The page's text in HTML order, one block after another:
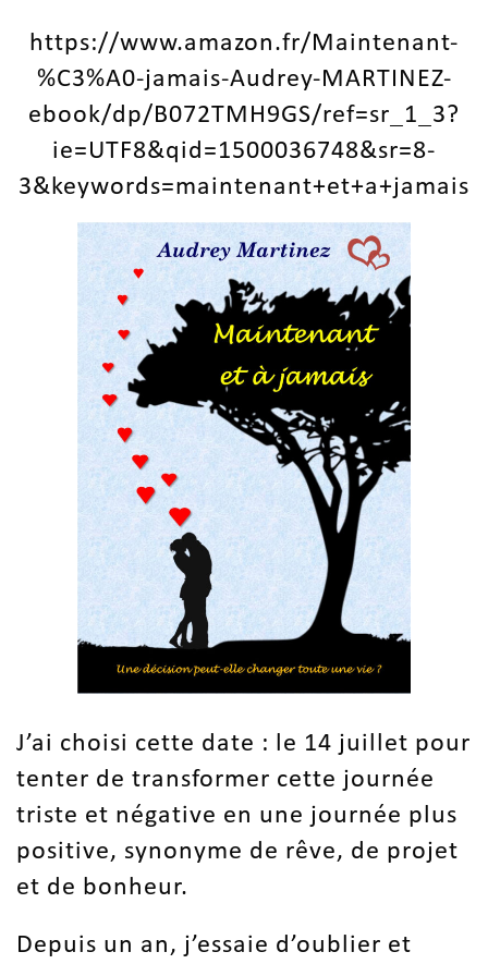
https://www.amazon.fr/Maintenant-
%C3%A0-jamais-Audrey-MARTINEZ-
ebook/dp/B072TMH9GS/ref=sr_1_3?
ie=UTF8&qid=1500036748&sr=8-
3&keywords=maintenant+et+a+jamais
J’ai choisi cette date : le 14 juillet pour
tenter de transformer cette journée
triste et négative en une journée plus
positive, synonyme de rêve, de projet
et de bonheur.
Depuis un an, j’essaie d’oublier et